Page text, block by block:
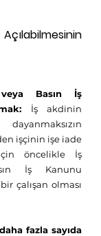
Basın İş
İş akdinin
işçinin işe iade
öncelikle İş
İş Kanunu
çalışan olması
fazla sayıda